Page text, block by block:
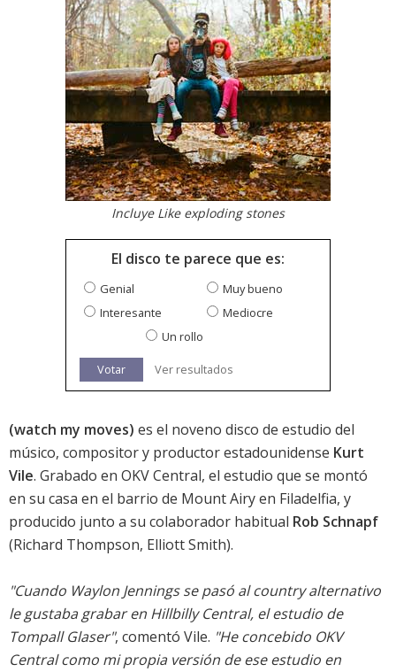
Incluye Like exploding stones
El disco te parece que es:
Genial
Muy bueno
Interesante
Mediocre
Un rollo
Votar Ver resultados
(watch my moves) es el noveno disco de estudio del
músico, compositor y productor estadounidense Kurt
Vile. Grabado en OKV Central, el estudio que se montó
en su casa en el barrio de Mount Airy en Filadelfia, y
producido junto a su colaborador habitual Rob Schnapf
(Richard Thompson, Elliott Smith).
"Cuando Waylon Jennings se pasó al country alternativo
le gustaba grabar en Hillbilly Central, el estudio de
Tompall Glaser", comentó Vile. "He concebido OKV
Central como mi propia versión de ese estudio en